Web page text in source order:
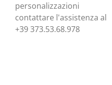
personalizzazioni
contattare l'assistenza al
+39 373.53.68.978